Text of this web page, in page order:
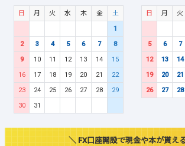
日 月 火 水 木 金
土
1
2
3 4 5 6 7
8
9
10 11 12 13 14
15
16
17 18 19 20 21
22
23
24 25 26 27 28
29
30
31
日 月 火
5
6 7
12
13 14
19
20 21
26
27 28
＼ FX口座開設で現金や本が貰え